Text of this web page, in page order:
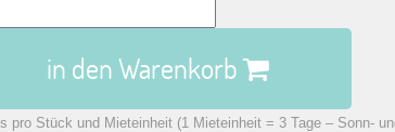
in den Warenkorb
pro Stück und Mieteinheit (1 Mieteinheit = 3 Tage – Sonn-